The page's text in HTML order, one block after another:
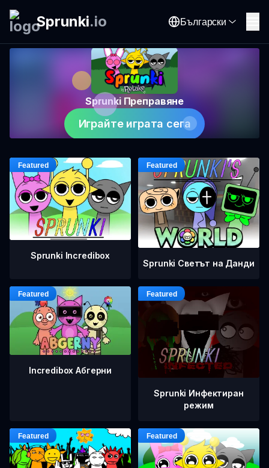
Sprunki.io Български
Sprunki Преправяне
Играйте играта сега
Sprunki Incredibox
Sprunki Светът на Данди
Incredibox Абгерни
Sprunki Инфектиран
режим